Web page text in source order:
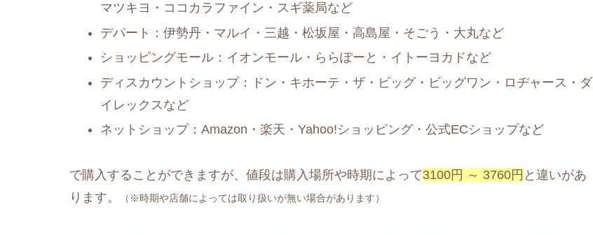
マツキヨ・ココカラファイン・スギ薬局など
デパート：伊勢丹・マルイ・三越・松坂屋・高島屋・そごう・大丸など
ショッピングモール：イオンモール・ららぽーと・イトーヨカドなど
ディスカウントショップ：ドン・キホーテ・ザ・ビッグ・ビッグワン・ロヂャース・ダ
イレックスなど
ネットショップ：Amazon・楽天・Yahoo!ショッピング・公式ECショップなど
で購入することができますが、値段は購入場所や時期によって3100円 ～ 3760円 と違いがあ
ります。
（※時期や店舗によっては取り扱いが無い場合があります）